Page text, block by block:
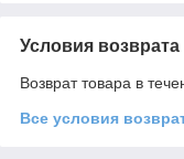
Условия возврата
Возврат товара в
Все условия